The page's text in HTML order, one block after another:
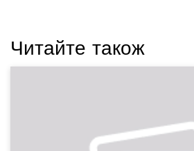
Читайте також